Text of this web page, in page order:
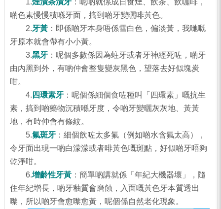
1.煙漬茶漬牙：呢啲就係成日食煙、飲茶、飲咖啡，
啲色素慢慢積喺牙面，搞到啲牙變曬啡黃色。
2.牙黃：即係啲牙本身唔係雪白色，偏淡黃，我哋嘅
牙原本就會帶有小小黃。
3.黑牙：呢個多數係因為蛀牙或者牙神經死咗，啲牙
由內黑到外，有啲仲會整隻變灰黑色，望落去好似塊炭
咁。
4. 四環素牙：呢個係細個食咗種叫「四環素」嘅抗生
素，搞到啲藥物沉積喺牙度，令啲牙變曬灰灰地、黃黃
地，有時仲會有條紋。
5.氟斑牙：細個飲咗太多氟（例如啲水含氟太高），
令牙面出現一啲白濛濛或者啡黃色嘅斑點，好似啲牙唔夠
乾淨咁。
6.增齡性牙黃：簡單啲講就係「年紀大機器壞」，隨
住年紀增長，啲牙釉質會磨蝕，入面嘅黃色牙本質透出
嚟，所以啲牙會愈嚟愈黃，呢個係自然老化現象。